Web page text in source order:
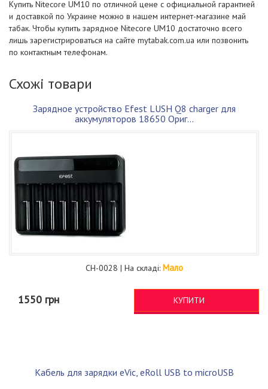
Купить Nitecore UM10 по отличной цене с официальной гарантией
и доставкой по Украине можно в нашем интернет-магазине май
табак. Чтобы купить зарядное Nitecore UM10 достаточно всего
лишь зарегистрироваться на сайте mytabak.com.ua или позвонить
по контактным телефонам.
Схожі товари
Зарядное устройство Efest LUSH Q8 charger для
аккумуляторов 18650 Ориг...
CH-0028 | На складі: Мало
1550 грн КУПИТИ
Кабель для зарядки eVic, eRoll USB to microUSB